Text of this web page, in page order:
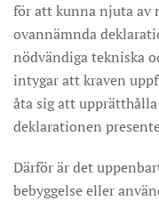
för att kunna njuta av
ovannämnda
nödvändiga tekniska
intygar att kraven
åta sig att
deklarationen
Därför är det
bebyggelse eller